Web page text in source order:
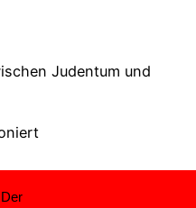
Judentum und
Der